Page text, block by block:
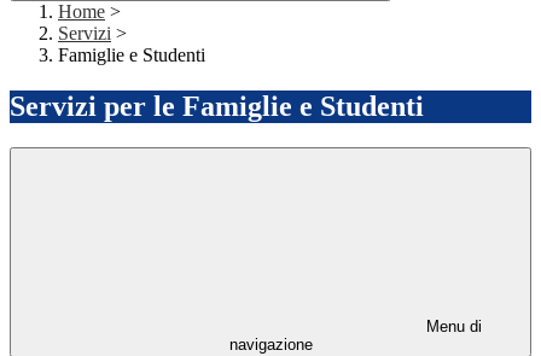
Home >
Servizi >
Famiglie e Studenti
Servizi per le Famiglie e Studenti
Menu di
navigazione